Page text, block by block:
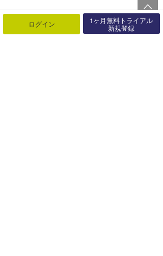
ログイン 1ヶ月無料トライアル
新規登録